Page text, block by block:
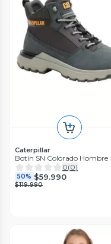
Caterpillar
Botín SN Colorado Hombre
0(0)
50% $59.990
$119.990